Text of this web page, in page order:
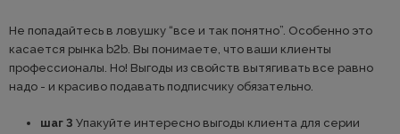
Не попадайтесь в ловушку “все и так понятно”. Особенно это
касается рынка b2b. Вы понимаете, что ваши клиенты
профессионалы. Но! Выгоды из свойств вытягивать все равно
надо - и красиво подавать подписчику обязательно.
шаг 3 Упакуйте интересно выгоды клиента для серии